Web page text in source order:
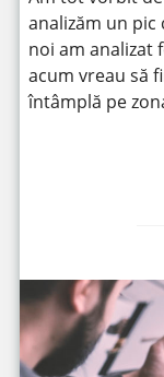
analizăm un pic
noi am analizat
acum vreau să
întâmplă pe